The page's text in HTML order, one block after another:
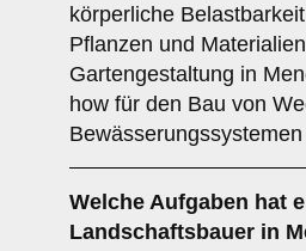
körperliche
Pflanzen und
Gartengestaltung in
how für den Bau von
Welche Aufgaben hat
Landschaftsbauer in